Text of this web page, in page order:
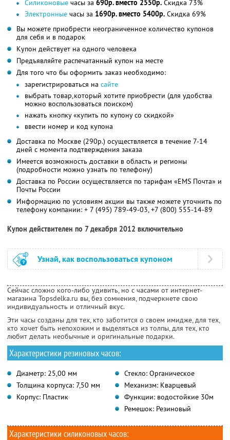
Силиконовые часы за 690р. вместо 2550р. Скидка 73%
Электронные часы за 1690р. вместо 5400р. Скидка 69%
Вы можете приобрести неограниченное количество купонов
для себя и в подарок
Купон действует на одного человека
Предъявляйте распечатанный купон на месте
Для того что бы оформить заказ необходимо:
зарегистрироваться на сайте
выбрать товар,который хотите приобрести (для удобства
можно воспользоваться поиском)
нажать кнопку «купить по купону со скидкой»
ввести номер и код купона
Доставка по Москве (290р.) осуществляется в течение 7-14
дней с момента подтверждения заказа
Имеется возможность доставки в область и регионы
(подробности можно узнать по телефону)
Доставка по России осуществляется по тарифам «EMS Почта» и
Почты России
Информацию по условиям акции вы также можете уточнить по
телефону компании: + 7 (495) 789-49-03, +7 (800) 555-14-89
Купон действителен по 7 декабря 2012 включительно
Узнай, как воспользоваться купоном
Сейчас сложно кого-либо удивить, но с часами от интернет-
магазина Topsdelka.ru вы, без сомнения, подчеркнете свою
индивидуальность и отличный вкус.
Эти часы созданы для тех, кто заботится о своем имидже, для тех,
кто хочет быть непохожим и выделяться из толпы, для тех, кто
любит делать необычные и оригинальные подарки.
Характеристики резиновых часов:
Диаметр: 25,00 мм
Толщина корпуса: 7,50 мм
Корпус: Пластик
Стекло: Органическое
Механизм: Кварцевый
Функции: водостойкие 30м
Ремешок: Резиновый
Характеристики силиконовых часов: